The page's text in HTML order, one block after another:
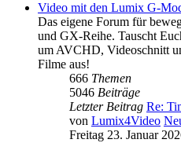
Video mit den Lumix G-
Das eigene Forum für
und GX-Reihe. Tauscht
um AVCHD, Videoschnitt
Filme aus!
666 Themen
5046 Beiträge
Letzter Beitrag Re:
von Lumix4Video
Freitag 23. Januar